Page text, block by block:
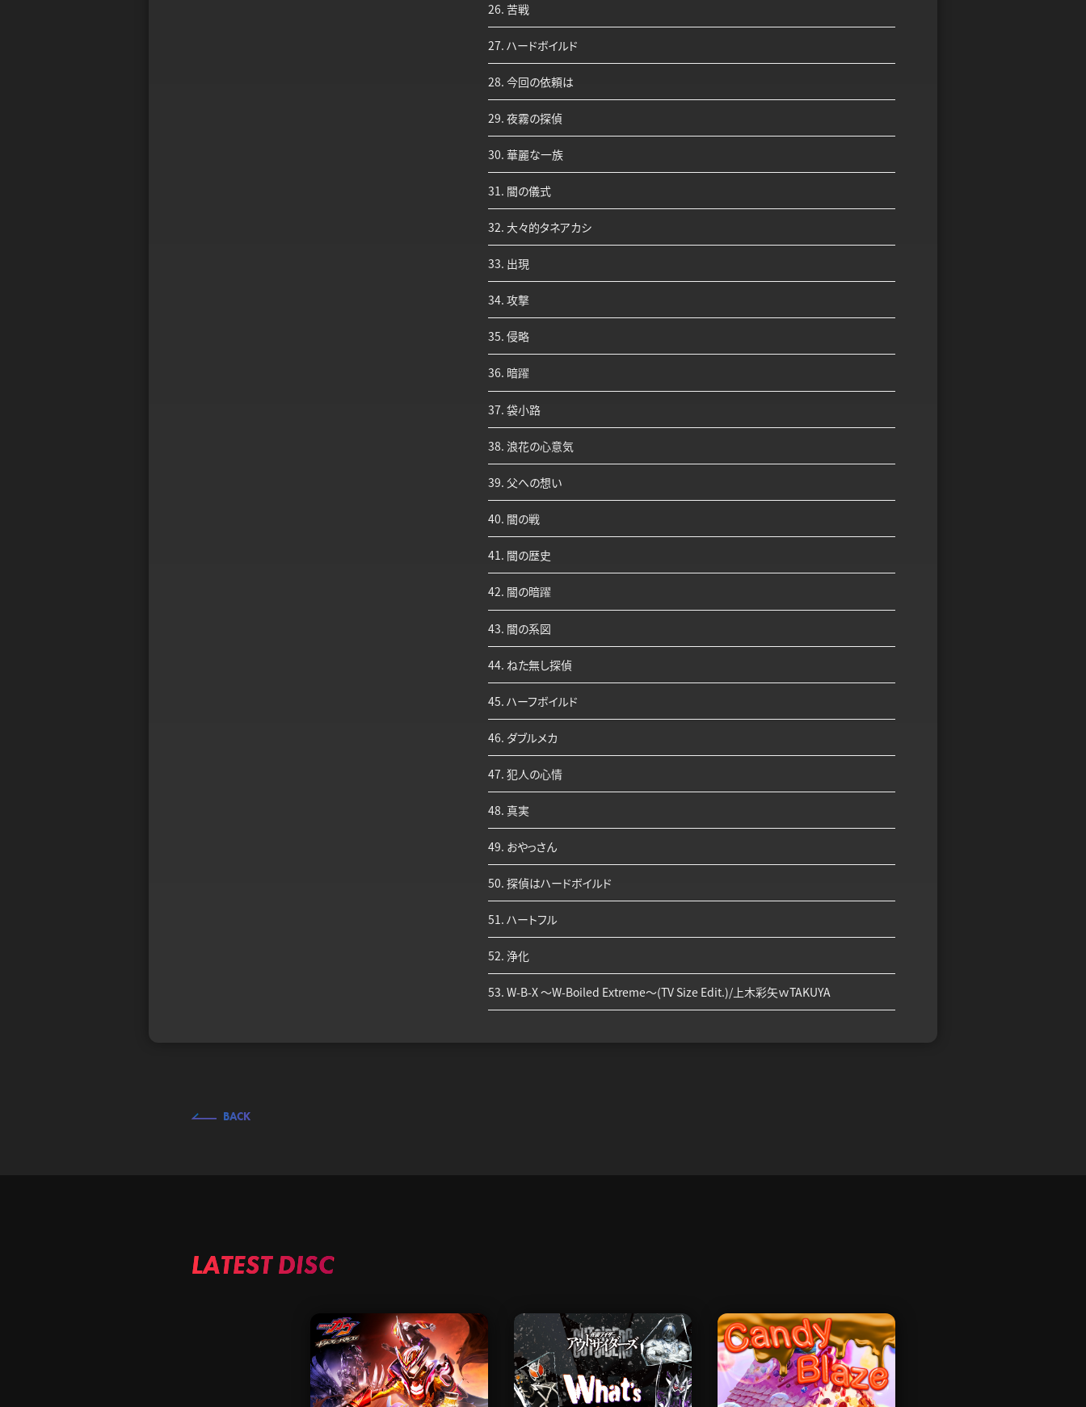
26. 苦戦
27. ハードボイルド
28. 今回の依頼は
29. 夜霧の探偵
30. 華麗な一族
31. 闇の儀式
32. 大々的タネアカシ
33. 出現
34. 攻撃
35. 侵略
36. 暗躍
37. 袋小路
38. 浪花の心意気
39. 父への想い
40. 闇の戦
41. 闇の歴史
42. 闇の暗躍
43. 闇の系図
44. ねた無し探偵
45. ハーフボイルド
46. ダブルメカ
47. 犯人の心情
48. 真実
49. おやっさん
50. 探偵はハードボイルド
51. ハートフル
52. 浄化
53. W-B-X ～W-Boiled Extreme～(TV Size Edit.)/上木彩矢ｗTAKUYA
BACK
LATEST DISC